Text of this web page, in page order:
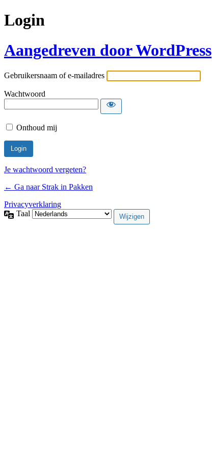
Login
Aangedreven door WordPress
Gebruikersnaam of e-mailadres
Wachtwoord
Onthoud mij
Je wachtwoord vergeten?
← Ga naar Strak in Pakken
Privacyverklaring
Taal